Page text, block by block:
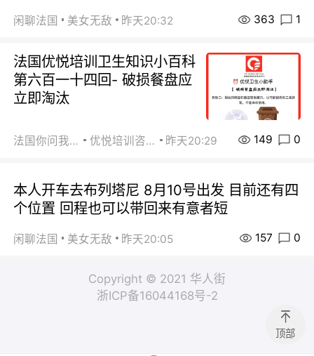
闲聊法国 美女无敌 昨天20:32 363 1
法国优悦培训卫生知识小百科
第六百一十四回- 破损餐盘应
立即淘汰
法国你问我答 优悦培训咨询 昨天20:29 149 0
本人开车去布列塔尼 8月10号出发 目前还有四
个位置 回程也可以带回来有意者短
闲聊法国 美女无敌 昨天20:05 157 0
Copyright © 2021 华人街
浙ICP备16044168号-2
顶部